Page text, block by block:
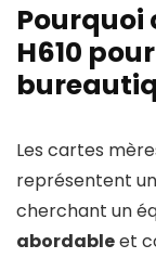
Pourquoi
H610
Les cartes
représentent
cherchant un
abordableet